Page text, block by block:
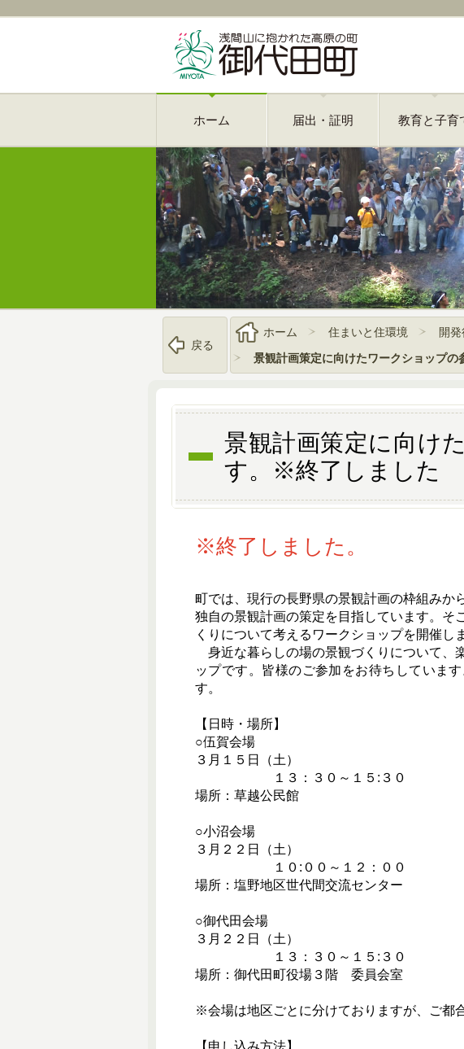
ホーム 届出・証明 教育と子育
戻る
ホーム 住まいと住環境 開
景観計画策定に向けたワークショップ
景観計画策定に向け
す。※終了しました
※終了しました。
町では、現行の長野県の景観計画の枠組みか
独自の景観計画の策定を目指しています。そ
くりについて考えるワークショップを開催し
身近な暮らしの場の景観づくりについて、
ップです。皆様のご参加をお待ちしていま
す。
【日時・場所】
○伍賀会場
３月１５日（土）
１３：３０～１５:３０
場所：草越公民館
○小沼会場
３月２２日（土）
１０:００～１２：００
場所：塩野地区世代間交流センター
○御代田会場
３月２２日（土）
１３：３０～１５:３０
場所：御代田町役場３階 委員会室
※会場は地区ごとに分けておりますが、ご都
【申し込み方法】